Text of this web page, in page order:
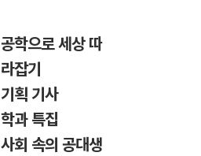
공학으로 세상 따
라잡기
기획 기사
학과 특집
사회 속의 공대생